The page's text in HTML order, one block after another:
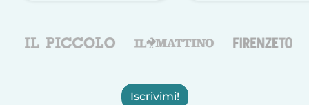
Iscrivimi!